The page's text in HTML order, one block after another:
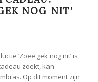
NOG NIT’
‘Zoeë gek nog nit’ is
zoekt, kan
Op dit moment zijn